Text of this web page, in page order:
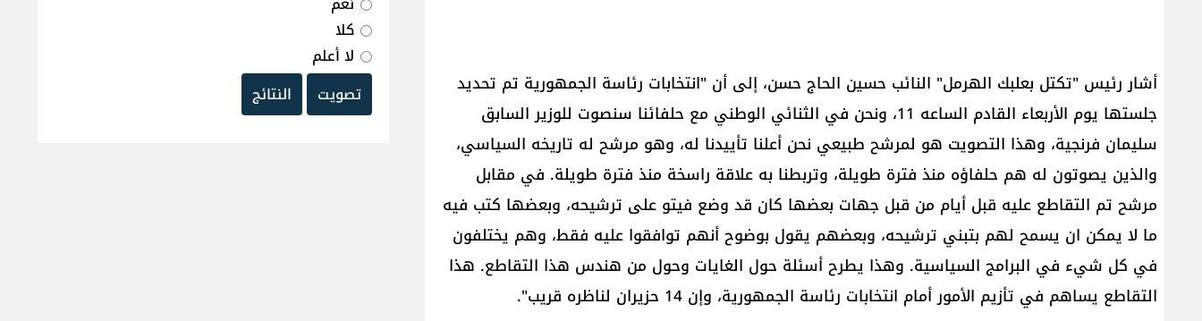
أشار رئيس "تكتل بعلبك الهرمل" النائب حسين الحاج حسن، إلى أن "انتخابات رئاسة الجمهورية تم تحديد
جلستها يوم الأربعاء القادم الساعه 11، ونحن في الثنائي الوطني مع حلفائنا سنصوت للوزير السابق
سليمان فرنجية، وهذا التصويت هو لمرشح طبيعي نحن أعلنا تأييدنا له، وهو مرشح له تاريخه السياسي،
والذين يصوتون له هم حلفاؤه منذ فترة طويلة، وتربطنا به علاقة راسخة منذ فترة طويلة. في مقابل
مرشح تم التقاطع عليه قبل أيام من قبل جهات بعضها كان قد وضع فيتو على ترشيحه، وبعضها كتب فيه
ما لا يمكن ان يسمح لهم بتبني ترشيحه، وبعضهم يقول بوضوح أنهم توافقوا عليه فقط، وهم يختلفون
في كل شيء في البرامج السياسية. وهذا يطرح أسئلة حول الغايات وحول من هندس هذا التقاطع. هذا
التقاطع يساهم في تأزيم الأمور أمام انتخابات رئاسة الجمهورية، وإن 14 حزيران لناظره قريب".
كلا
لا أعلم
تصويت
النتائج